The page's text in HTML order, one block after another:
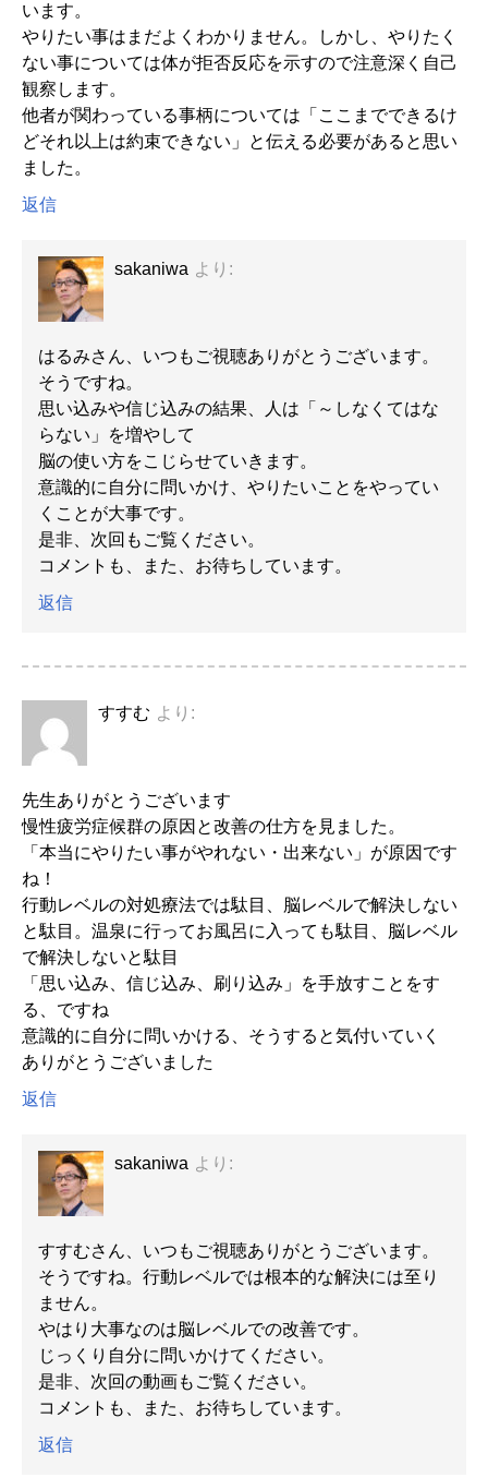
います。
やりたい事はまだよくわかりません。しかし、やりたく
ない事については体が拒否反応を示すので注意深く自己
観察します。
他者が関わっている事柄については「ここまでできるけ
どそれ以上は約束できない」と伝える必要があると思い
ました。
返信
sakaniwa より:
はるみさん、いつもご視聴ありがとうございます。
そうですね。
思い込みや信じ込みの結果、人は「～しなくてはな
らない」を増やして
脳の使い方をこじらせていきます。
意識的に自分に問いかけ、やりたいことをやってい
くことが大事です。
是非、次回もご覧ください。
コメントも、また、お待ちしています。
返信
すすむ より:
先生ありがとうございます
慢性疲労症候群の原因と改善の仕方を見ました。
「本当にやりたい事がやれない・出来ない」が原因です
ね！
行動レベルの対処療法では駄目、脳レベルで解決しない
と駄目。温泉に行ってお風呂に入っても駄目、脳レベル
で解決しないと駄目
「思い込み、信じ込み、刷り込み」を手放すことをす
る、ですね
意識的に自分に問いかける、そうすると気付いていく
ありがとうございました
返信
sakaniwa より:
すすむさん、いつもご視聴ありがとうございます。
そうですね。行動レベルでは根本的な解決には至り
ません。
やはり大事なのは脳レベルでの改善です。
じっくり自分に問いかけてください。
是非、次回の動画もご覧ください。
コメントも、また、お待ちしています。
返信